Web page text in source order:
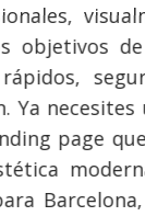
de
necesites
page que
moderna,
Barcelona,